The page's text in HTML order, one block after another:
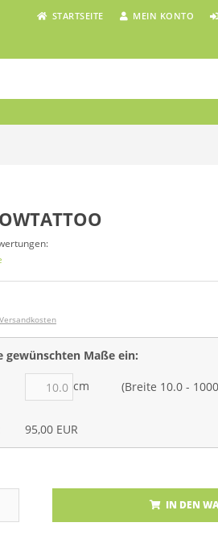
MEIN KONTO
STARTSEITE
Versandkosten
gewünschten Maße ein:
cm (Breite 10.0 -
95,00 EUR
IN DEN